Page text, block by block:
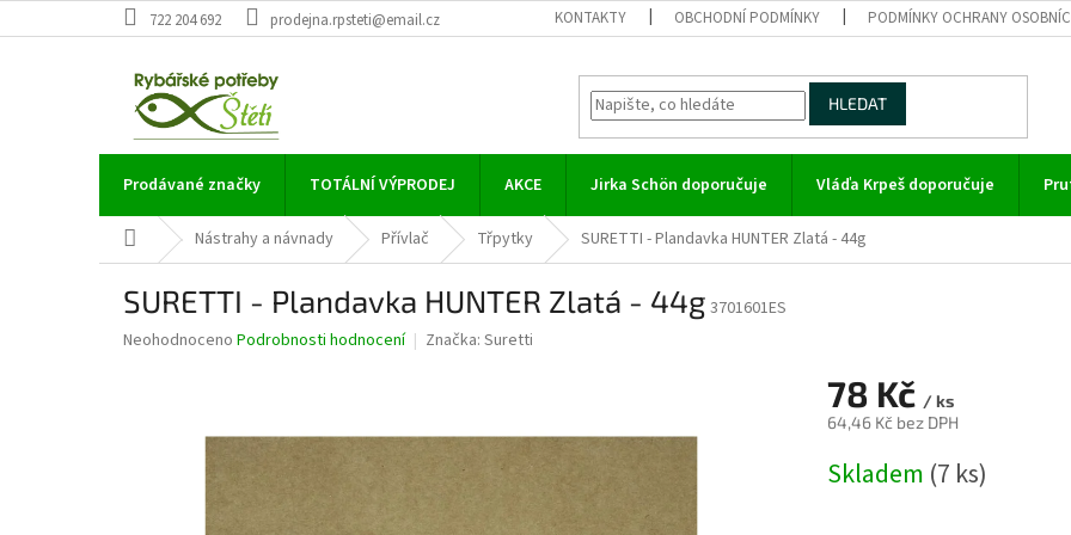
na
722 204 692 prodejna.rpsteti@email.cz KONTAKTY OBCHODNÍ PODMÍNKY PODMÍNKY OCHRANY
HLEDAT
Prodávané značky TOTÁLNÍ VÝPRODEJ AKCE Jirka Schön doporučuje Vláďa Krpeš doporučuje
Domů Nástrahy a návnady Přívlač Třpytky SURETTI - Plandavka HUNTER Zlatá - 44g
SURETTI - Plandavka HUNTER Zlatá - 44g 3701601ES
Průměrné
Neohodnoceno Podrobnosti hodnocení Značka: Suretti
78 Kč / ks
64,46 Kč bez DPH
cena:
Skladem (7 ks)